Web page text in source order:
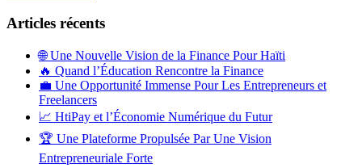
Articles récents
🌐 Une Nouvelle Vision de la Finance Pour Haïti
🔥 Quand l’Éducation Rencontre la Finance
💼 Une Opportunité Immense Pour Les Entrepreneurs et
Freelancers
📈 HtiPay et l’Économie Numérique du Futur
🏆 Une Plateforme Propulsée Par Une Vision
Entrepreneuriale Forte